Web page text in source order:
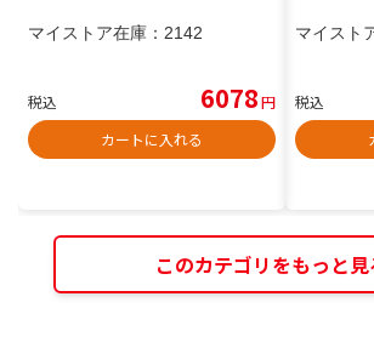
マイストア在庫： 2142
税込 6078円
カートに入れる
マイスト
税込
このカテゴリをもっと見